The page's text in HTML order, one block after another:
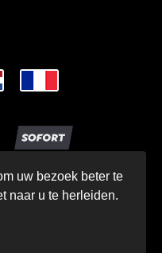
BV 1993 - 2026
uw bezoek beter te
naar u te herleiden.